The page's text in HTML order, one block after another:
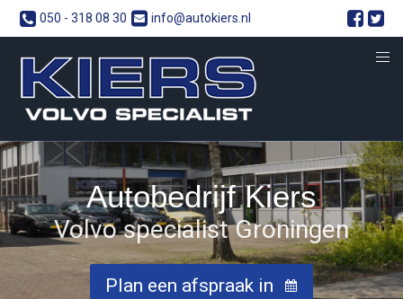
050 - 318 08 30 info@autokiers.nl
Autobedrijf Kiers
Volvo specialist Groningen
Plan een afspraak in